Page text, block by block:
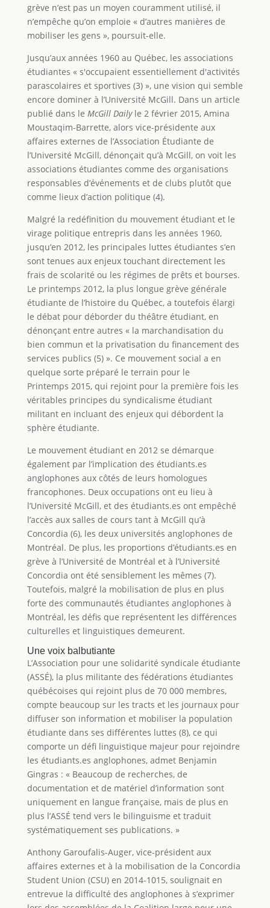
grève n’est pas un moyen couramment utilisé, il
n’empêche qu’on emploie « d’autres manières de
mobiliser les gens », poursuit-elle.
Jusqu’aux années 1960 au Québec, les associations
étudiantes « s'occupaient essentiellement d'activités
parascolaires et sportives (3) », une vision qui semble
encore dominer à l’Université McGill. Dans un article
publié dans le McGill Dailyle 2 février 2015, Amina
Moustaqim-Barrette, alors vice-présidente aux
affaires externes de l’Association Étudiante de
l’Université McGill, dénonçait qu’à McGill, on voit les
associations étudiantes comme des organisations
responsables d’événements et de clubs plutôt que
comme lieux d’action politique (4).
Malgré la redéfinition du mouvement étudiant et le
virage politique entrepris dans les années 1960,
jusqu’en 2012, les principales luttes étudiantes s’en
sont tenues aux enjeux touchant directement les
frais de scolarité ou les régimes de prêts et bourses.
Le printemps 2012, la plus longue grève générale
étudiante de l’histoire du Québec, a toutefois élargi
le débat pour déborder du théâtre étudiant, en
dénonçant entre autres « la marchandisation du
bien commun et la privatisation du financement des
services publics (5) ». Ce mouvement social a en
quelque sorte préparé le terrain pour le
Printemps 2015, qui rejoint pour la première fois les
véritables principes du syndicalisme étudiant
militant en incluant des enjeux qui débordent la
sphère étudiante.
Le mouvement étudiant en 2012 se démarque
également par l’implication des étudiants.es
anglophones aux côtés de leurs homologues
francophones. Deux occupations ont eu lieu à
l’Université McGill, et des étudiants.es ont empêché
l’accès aux salles de cours tant à McGill qu’à
Concordia (6), les deux universités anglophones de
Montréal. De plus, les proportions d’étudiants.es en
grève à l’Université de Montréal et à l’Université
Concordia ont été sensiblement les mêmes (7).
Toutefois, malgré la mobilisation de plus en plus
forte des communautés étudiantes anglophones à
Montréal, les défis que représentent les différences
culturelles et linguistiques demeurent.
Une voix balbutiante
L’Association pour une solidarité syndicale étudiante
(ASSÉ), la plus militante des fédérations étudiantes
québécoises qui rejoint plus de 70 000 membres,
compte beaucoup sur les tracts et les journaux pour
diffuser son information et mobiliser la population
étudiante dans ses différentes luttes (8), ce qui
comporte un défi linguistique majeur pour rejoindre
les étudiants.es anglophones, admet Benjamin
Gingras : « Beaucoup de recherches, de
documentation et de matériel d’information sont
uniquement en langue française, mais de plus en
plus l’ASSÉ tend vers le bilinguisme et traduit
systématiquement ses publications. »
Anthony Garoufalis-Auger, vice-président aux
affaires externes et à la mobilisation de la Concordia
Student Union (CSU) en 2014-1015, soulignait en
entrevue la difficulté des anglophones à s’exprimer